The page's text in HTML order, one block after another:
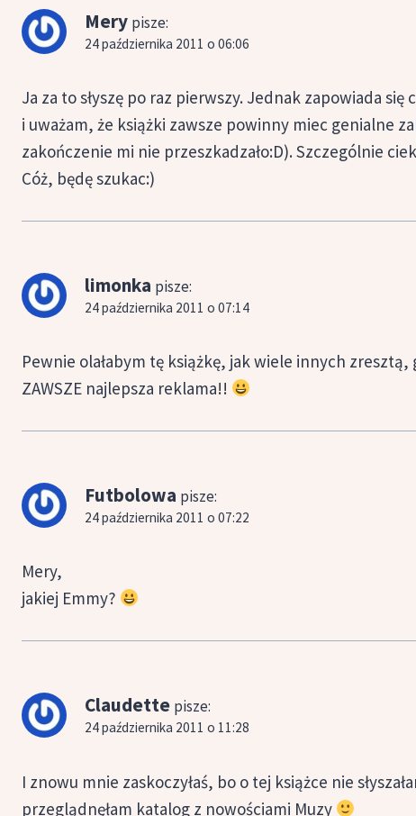
Mery pisze:
24 października 2011 o 06:06
Ja za to słyszę po raz pierwszy. Jednak zapowiada
i uważam, że książki zawsze powinny miec genialne
zakończenie mi nie przeszkadzało:D). Szczególnie
Cóż, będę szukac:)
limonka pisze:
24 października 2011 o 07:14
Pewnie olałabym tę książkę, jak wiele innych zresztą,
ZAWSZE najlepsza reklama!!
Futbolowa pisze:
24 października 2011 o 07:22
Mery,
jakiej Emmy?
Claudette pisze:
24 października 2011 o 11:28
I znowu mnie zaskoczyłaś, bo o tej książce nie
przeglądnęłam katalog z nowościami Muzy